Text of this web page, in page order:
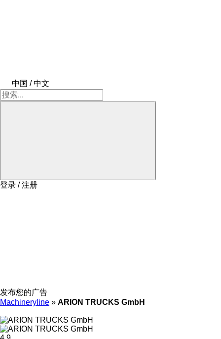
中国 / 中文
登录 / 注册
发布您的广告
Machineryline » ARION TRUCKS GmbH